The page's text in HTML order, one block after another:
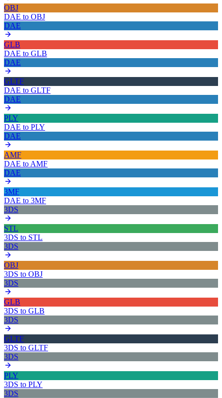
OBJ
DAE to OBJ
DAE
GLB
DAE to GLB
DAE
GLTF
DAE to GLTF
DAE
PLY
DAE to PLY
DAE
AMF
DAE to AMF
DAE
3MF
DAE to 3MF
3DS
STL
3DS to STL
3DS
OBJ
3DS to OBJ
3DS
GLB
3DS to GLB
3DS
GLTF
3DS to GLTF
3DS
PLY
3DS to PLY
3DS